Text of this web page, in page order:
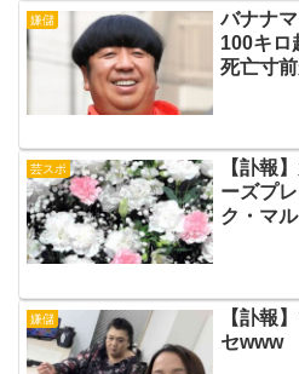
嫌儲
バナナ
100キロ
死亡寸
芸スポ
【訃報
ーズプ
ク・マ
嫌儲
【訃報
セwww